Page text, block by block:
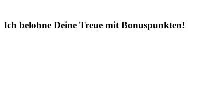
Ich belohne Deine Treue mit Bonuspunkten!